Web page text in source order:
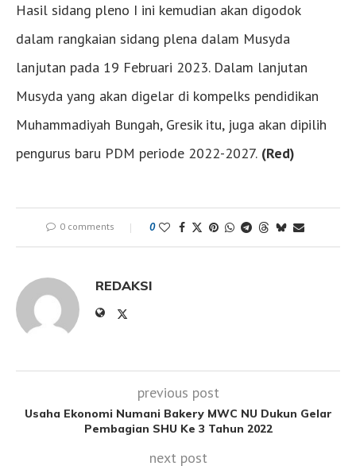
Hasil sidang pleno I ini kemudian akan digodok
dalam rangkaian sidang plena dalam Musyda
lanjutan pada 19 Februari 2023. Dalam lanjutan
Musyda yang akan digelar di kompelks pendidikan
Muhammadiyah Bungah, Gresik itu, juga akan dipilih
pengurus baru PDM periode 2022-2027. (Red)
0 comments 0
REDAKSI
previous post
Usaha Ekonomi Numani Bakery MWC NU Dukun Gelar
Pembagian SHU Ke 3 Tahun 2022
next post